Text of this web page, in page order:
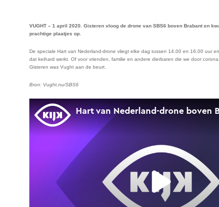
VUGHT – 1 april 2020. Gisteren vloog de drone van SBS6 boven Brabant en
prachtige plaatjes op.
De speciale Hart van Nederland-drone vliegt elke dag tussen 14.00 en 16.00 uur
dat keihard werkt. Of voor vrienden, familie en andere dierbaren die we door
Gisteren was Vught aan de beurt.
Bron: Vught.nu/SBS6